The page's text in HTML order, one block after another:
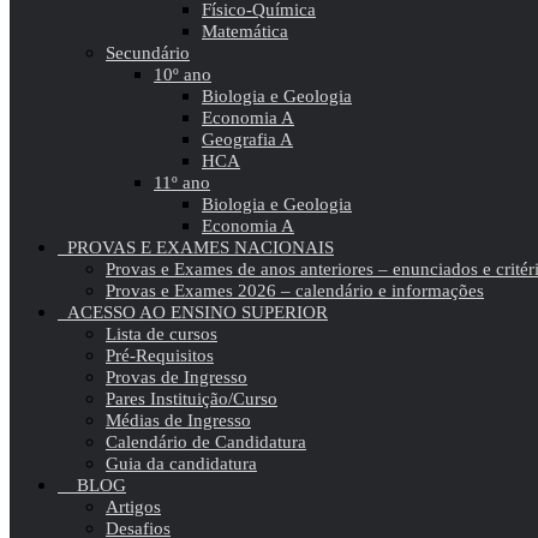
Físico-Química
Matemática
Secundário
10º ano
Biologia e Geologia
Economia A
Geografia A
HCA
11º ano
Biologia e Geologia
Economia A
PROVAS E EXAMES NACIONAIS
Provas e Exames de anos anteriores – enunciados e
Provas e Exames 2026 – calendário e informações
ACESSO AO ENSINO SUPERIOR
Lista de cursos
Pré-Requisitos
Provas de Ingresso
Pares Instituição/Curso
Médias de Ingresso
Calendário de Candidatura
Guia da candidatura
BLOG
Artigos
Desafios